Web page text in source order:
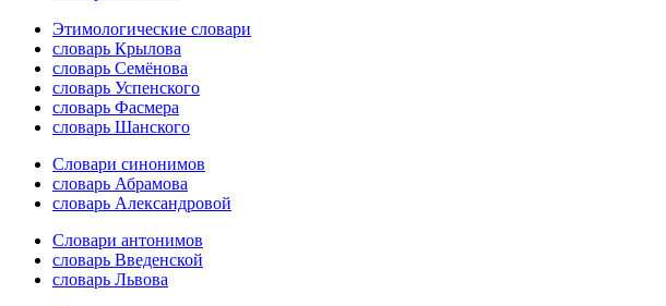
Этимологические словари
словарь Крылова
словарь Семёнова
словарь Успенского
словарь Фасмера
словарь Шанского
Словари синонимов
словарь Абрамова
словарь Александровой
Словари антонимов
словарь Введенской
словарь Львова